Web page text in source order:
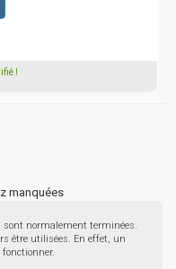
!
manquées
sont normalement terminées.
être utilisées. En effet, un
fonctionner.